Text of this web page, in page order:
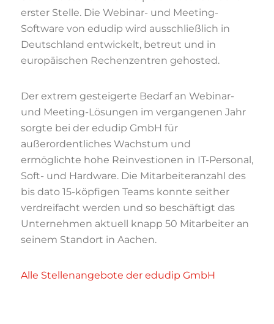
erster Stelle. Die Webinar- und Meeting-
Software von edudip wird ausschließlich in
Deutschland entwickelt, betreut und in
europäischen Rechenzentren gehosted.
Der extrem gesteigerte Bedarf an Webinar-
und Meeting-Lösungen im vergangenen Jahr
sorgte bei der edudip GmbH für
außerordentliches Wachstum und
ermöglichte hohe Reinvestionen in IT-Personal,
Soft- und Hardware. Die Mitarbeiteranzahl des
bis dato 15-köpfigen Teams konnte seither
verdreifacht werden und so beschäftigt das
Unternehmen aktuell knapp 50 Mitarbeiter an
seinem Standort in Aachen.
Alle Stellenangebote der edudip GmbH